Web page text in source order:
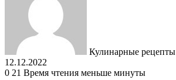
Кулинарные рецепты
12.12.2022
0 21 Время чтения меньше минуты